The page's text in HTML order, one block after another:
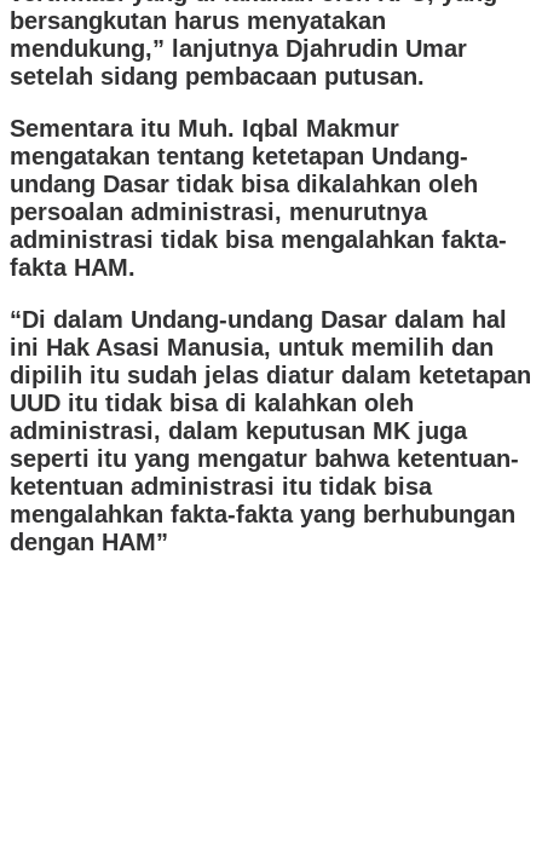
bersangkutan harus menyatakan
mendukung,” lanjutnya Djahrudin Umar
setelah sidang pembacaan putusan.
Sementara itu Muh. Iqbal Makmur
mengatakan tentang ketetapan Undang-
undang Dasar tidak bisa dikalahkan oleh
persoalan administrasi, menurutnya
administrasi tidak bisa mengalahkan fakta-
fakta HAM.
“Di dalam Undang-undang Dasar dalam hal
ini Hak Asasi Manusia, untuk memilih dan
dipilih itu sudah jelas diatur dalam ketetapan
UUD itu tidak bisa di kalahkan oleh
administrasi, dalam keputusan MK juga
seperti itu yang mengatur bahwa ketentuan-
ketentuan administrasi itu tidak bisa
mengalahkan fakta-fakta yang berhubungan
dengan HAM”